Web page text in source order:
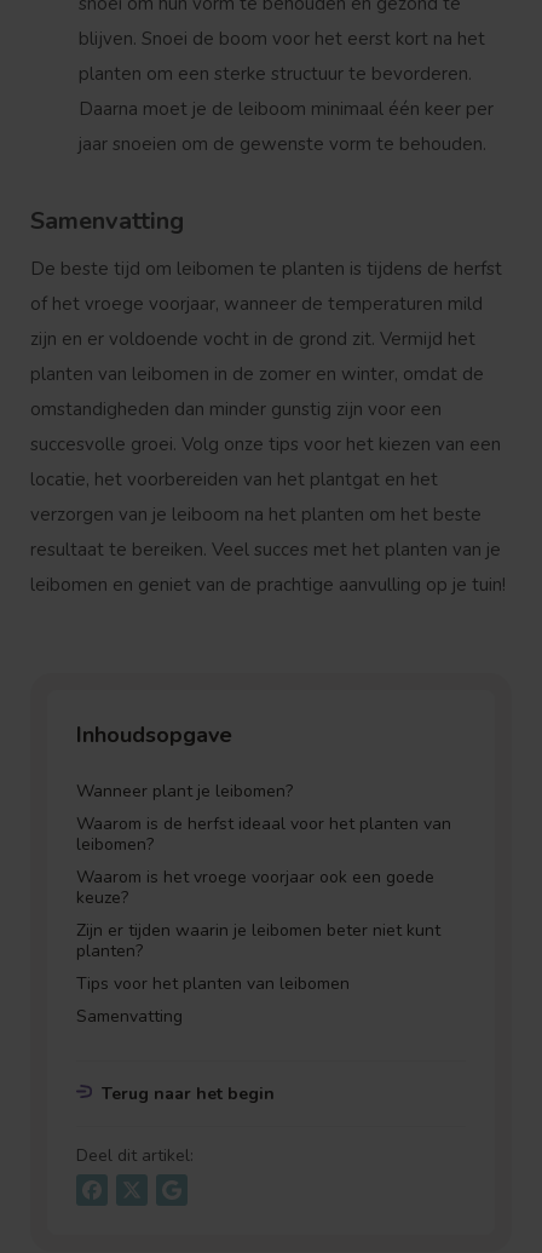
Inhoudsopgave
Wanneer plant je leibomen?
Waarom is de herfst ideaal voor het planten van
leibomen?
Waarom is het vroege voorjaar ook een goede
keuze?
Zijn er tijden waarin je leibomen beter niet kunt
planten?
Tips voor het planten van leibomen
Samenvatting
Terug naar het begin
Deel dit artikel:
blijven. Snoei de boom voor het eerst kort na het
planten om een sterke structuur te bevorderen.
Daarna moet je de leiboom minimaal één keer per
jaar snoeien om de gewenste vorm te behouden.
Samenvatting
De beste tijd om leibomen te planten is tijdens de herfst
of het vroege voorjaar, wanneer de temperaturen mild
zijn en er voldoende vocht in de grond zit. Vermijd het
planten van leibomen in de zomer en winter, omdat de
omstandigheden dan minder gunstig zijn voor een
succesvolle groei. Volg onze tips voor het kiezen van een
locatie, het voorbereiden van het plantgat en het
verzorgen van je leiboom na het planten om het beste
resultaat te bereiken. Veel succes met het planten van je
leibomen en geniet van de prachtige aanvulling op je tuin!